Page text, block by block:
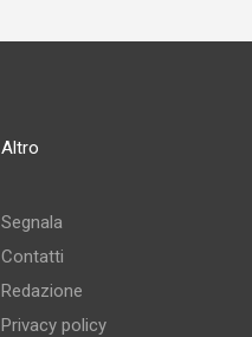
Altro
Segnala
Contatti
Redazione
Privacy policy